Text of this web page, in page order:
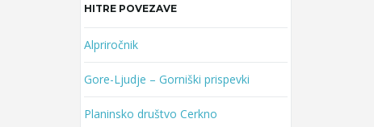
y
w
o
r
d
HITRE POVEZAVE
Alpriročnik
Gore-Ljudje – Gorniški prispevki
Planinsko društvo Cerkno